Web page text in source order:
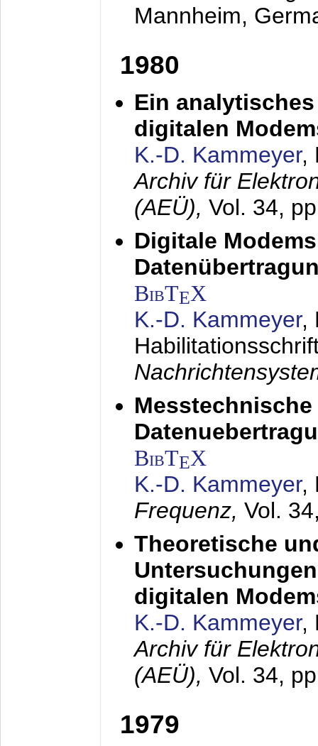
Mannheim,
1980
Ein
digitalen
K.-D. Kammeyer,
Archiv für
(AEÜ), Vol. 34,
Digitale
BibTEX
K.-D. Kammeyer,
BibTEX
K.-D. Kammeyer,
Frequenz, Vol.
Theoretische
digitalen
K.-D. Kammeyer,
Archiv für
(AEÜ), Vol. 34,
1979